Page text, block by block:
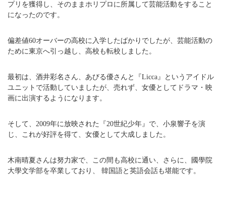
プリを獲得し、そのままホリプロに所属して芸能活動をすること
になったのです。
偏差値60オーバーの高校に入学したばかりでしたが、芸能活動の
ために東京へ引っ越し、高校も転校しました。
最初は、酒井彩名さん、あびる優さんと『Licca』というアイドル
ユニットで活動していましたが、売れず、女優としてドラマ・映
画に出演するようになります。
そして、2009年に放映された『20世紀少年』で、小泉響子を演
じ、これが好評を得て、女優として大成しました。
木南晴夏さんは努力家で、この間も高校に通い、さらに、國學院
大學文学部を卒業しており、 韓国語と英語会話も堪能です。